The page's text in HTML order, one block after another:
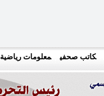
كاتب صحفي معلومات رياضية